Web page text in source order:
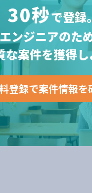
30秒で登録。
エンジニアのた
な案件を獲得
登録で案件情報を